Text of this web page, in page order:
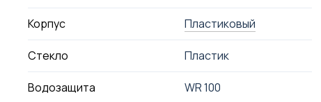
Корпус Пластиковый
Стекло Пластик
Водозащита WR 100